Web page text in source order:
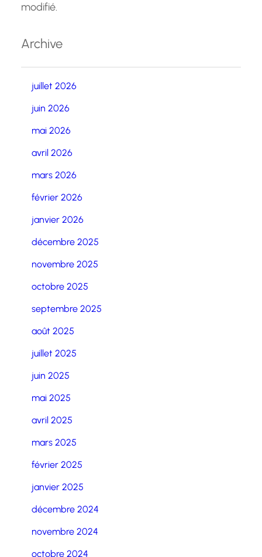
modifié.
Archive
juillet 2026
juin 2026
mai 2026
avril 2026
mars 2026
février 2026
janvier 2026
décembre 2025
novembre 2025
octobre 2025
septembre 2025
août 2025
juillet 2025
juin 2025
mai 2025
avril 2025
mars 2025
février 2025
janvier 2025
décembre 2024
novembre 2024
octobre 2024